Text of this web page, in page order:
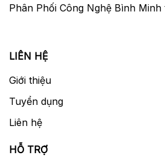
Phân Phối Công Nghệ Bình
LIÊN HỆ
Giới thiệu
Tuyển dụng
Liên hệ
HỖ TRỢ